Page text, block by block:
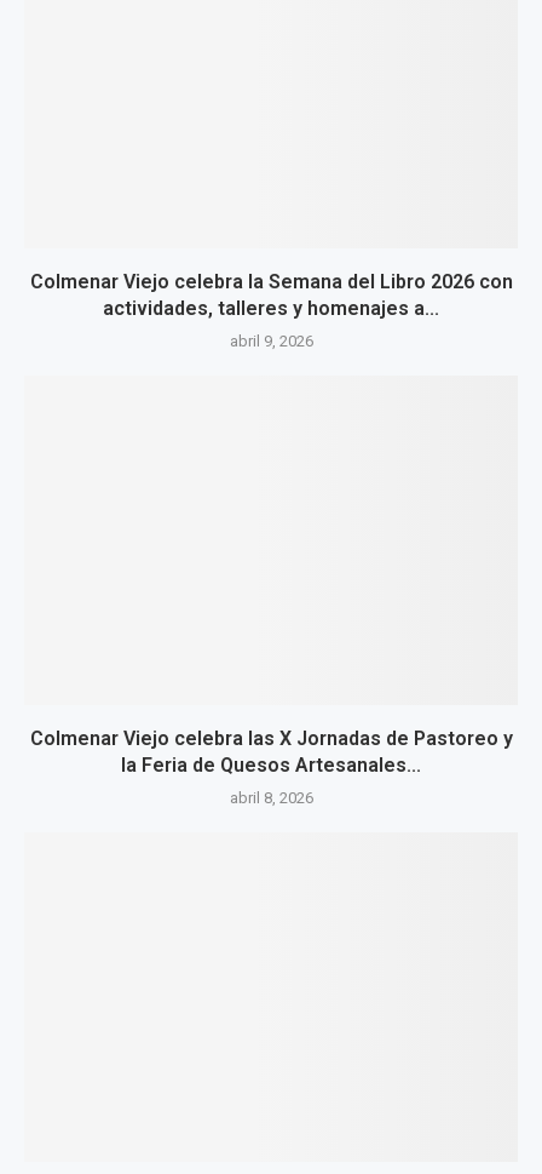
Colmenar Viejo celebra la Semana del Libro 2026 con
actividades, talleres y homenajes a...
abril 9, 2026
Colmenar Viejo celebra las X Jornadas de Pastoreo y
la Feria de Quesos Artesanales...
abril 8, 2026